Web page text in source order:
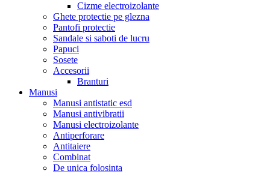
Cizme electroizolante
Ghete protectie pe glezna
Pantofi protectie
Sandale si saboti de lucru
Papuci
Sosete
Accesorii
Branturi
Manusi
Manusi antistatic esd
Manusi antivibratii
Manusi electroizolante
Antiperforare
Antitaiere
Combinat
De unica folosinta